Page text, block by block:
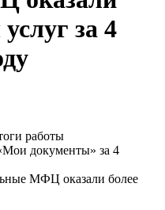
за 4
работы
документы» за 4
МФЦ оказали более